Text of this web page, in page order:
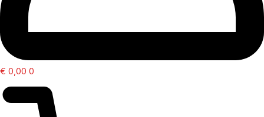
€ 0,00 0